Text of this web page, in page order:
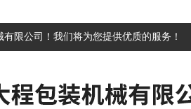
限公司！我们将为您提供优质的服务！